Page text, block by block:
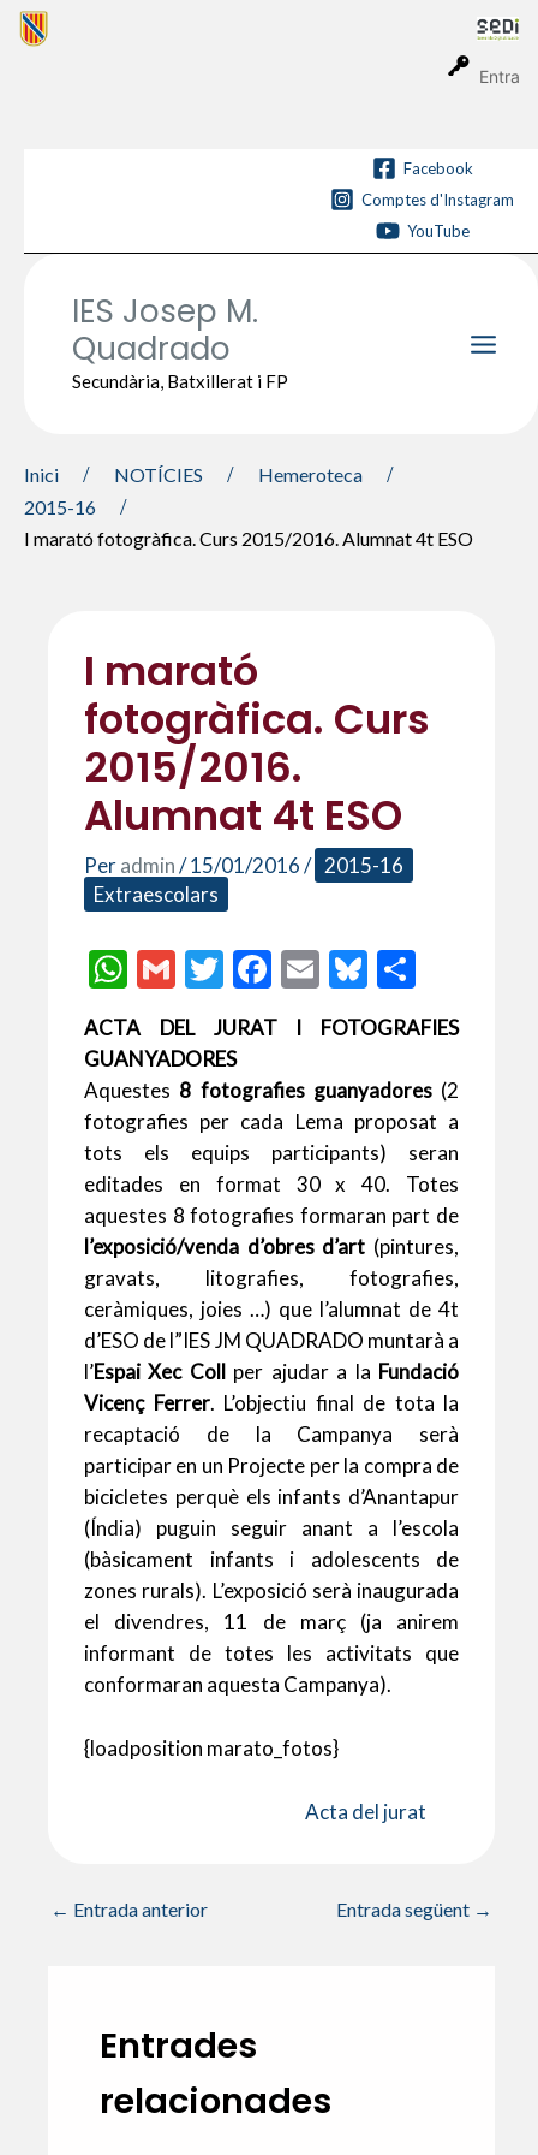
Entra
Vés
Facebook
Comptes d'Instagram
YouTube
IES Josep M.
Quadrado
Secundària, Batxillerat i FP
Inici NOTÍCIES
Hemeroteca
2015-16
I marató fotogràfica. Curs 2015/2016. Alumnat 4t ESO
I marató
fotogràfica. Curs
2015/2016.
Alumnat 4t ESO
Peradmin/15/01/2016/ 2015-16
Extraescolars
W
h
at
s
A
p
p
G
m
ai
l
T
w
itt
er
F
ac
e
b
o
o
k
E
m
ai
l
Bl
u
es
ky
o
m
p
ar
te
ix
ACTA DEL JURAT I FOTOGRAFIES
GUANYADORES
Aquestes 8 fotografies guanyadores(2
fotografies per cada Lema proposat a
tots els equips participants) seran
editades en format 30 x 40. Totes
aquestes 8 fotografies formaran part de
l’exposició/venda d’obres d’art (pintures,
gravats, litografies, fotografies,
ceràmiques, joies …) que l’alumnat de 4t
d’ESO de l”IES JM QUADRADO muntarà a
l’Espai Xec Collper ajudar a la Fundació
Vicenç Ferrer. L’objectiu final de tota la
recaptació de la Campanya serà
participar en un Projecte per la compra de
bicicletes perquè els infants d’Anantapur
(Índia) puguin seguir anant a l’escola
(bàsicament infants i adolescents de
zones rurals). L’exposició serà inaugurada
el divendres, 11 de març (ja anirem
informant de totes les activitats que
conformaran aquesta Campanya).
{loadposition marato_fotos}
Acta del jurat
← Entrada anterior Entrada següent →
Entrades
relacionades